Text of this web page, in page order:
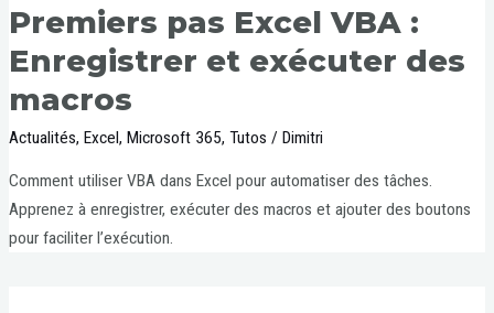
Premiers pas Excel VBA :
Enregistrer et exécuter des
macros
Actualités,Excel,Microsoft 365,Tutos /Dimitri
Comment utiliser VBA dans Excel pour automatiser des tâches.
Apprenez à enregistrer, exécuter des macros et ajouter des boutons
pour faciliter l’exécution.